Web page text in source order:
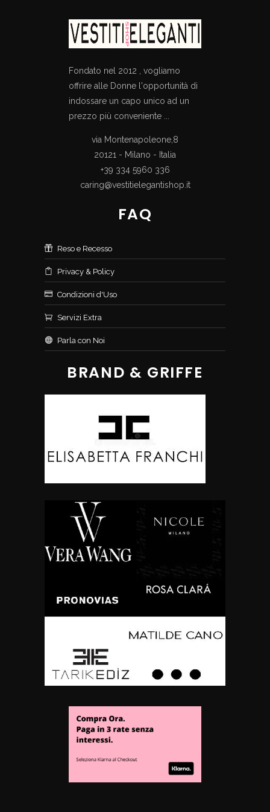
Fondato nel 2012 , vogliamo
offrire alle Donne l'opportunità di
indossare un capo unico ad un
prezzo più conveniente ...
via Montenapoleone,8
20121 - Milano - Italia
+39 334 5960 336
caring@vestitielegantishop.it
FAQ
Reso e Recesso
Privacy & Policy
Condizioni d'Uso
Servizi Extra
Parla con Noi
BRAND & GRIFFE